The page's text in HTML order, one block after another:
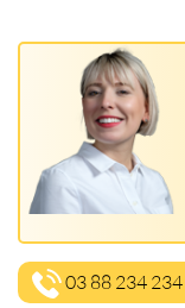
03 88 234 234